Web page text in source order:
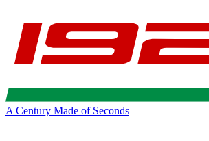
A Century Made of Seconds